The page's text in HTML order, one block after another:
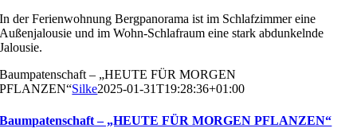
In der Ferienwohnung Bergpanorama ist im Schlafzimmer eine
Außenjalousie und im Wohn-Schlafraum eine stark abdunkelnde
Jalousie.
Baumpatenschaft – „HEUTE FÜR MORGEN
PFLANZEN“Silke2025-01-31T19:28:36+01:00
Baumpatenschaft – „HEUTE FÜR MORGEN PFLANZEN“